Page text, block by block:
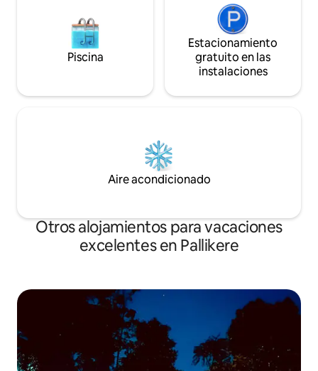
Piscina
Estacionamiento
gratuito en las
instalaciones
Aire acondicionado
Otros alojamientos para vacaciones
excelentes en Pallikere